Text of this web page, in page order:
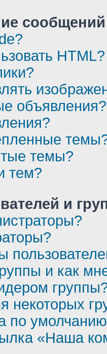
HTML?
объявления?
темы?
тем?
и
и как
некоторых
по
«Наша